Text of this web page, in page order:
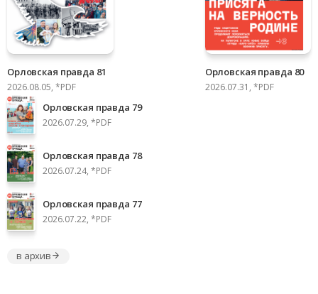
Орловская правда 81
2026.08.05, *PDF
Орловская правда 80
2026.07.31, *PDF
Орловская правда 79
2026.07.29, *PDF
Орловская правда 78
2026.07.24, *PDF
Орловская правда 77
2026.07.22, *PDF
в архив